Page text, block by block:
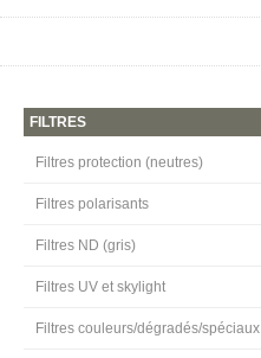
FILTRES
Filtres protection (neutres)
Filtres polarisants
Filtres ND (gris)
Filtres UV et skylight
Filtres couleurs/dégradés/spéciaux